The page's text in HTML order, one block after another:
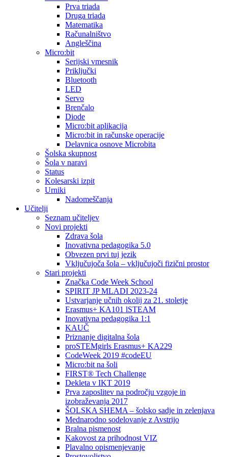
Prva triada
Druga triada
Matematika
Računalništvo
Angleščina
Micro:bit
Serijski vmesnik
Priključki
Bluetooth
LED
Servo
Brenčalo
Diode
Micro:bit aplikacija
Micro:bit in računske operacije
Delavnica osnove Microbita
Šolska skupnost
Šola v naravi
Status
Kolesarski izpit
Urniki
Nadomeščanja
Učitelji
Seznam učiteljev
Novi projekti
Zdrava šola
Inovativna pedagogika 5.0
Obvezen prvi tuj jezik
Vključujoča šola – vključujoči fizični prostor
Stari projekti
Značka Code Week School
SPIRIT JP MLADI 2023-24
Ustvarjanje učnih okolij za 21. stoletje
Erasmus+ KA101 lSTEAM
Inovativna pedagogika 1:1
KAUČ
Priznanje digitalna šola
proSTEMgirls Erasmus+ KA229
CodeWeek 2019 #codeEU
Micro:bit na šoli
FIRST® Tech Challenge
Dekleta v IKT 2019
Prva zaposlitev na področju vzgoje in
izobraževanja 2017
ŠOLSKA SHEMA – šolsko sadje in zelenjava
Mednarodno sodelovanje z Avstrijo
Bralna pismenost
Kakovost za prihodnost VIZ
Plavalno opismenjevanje